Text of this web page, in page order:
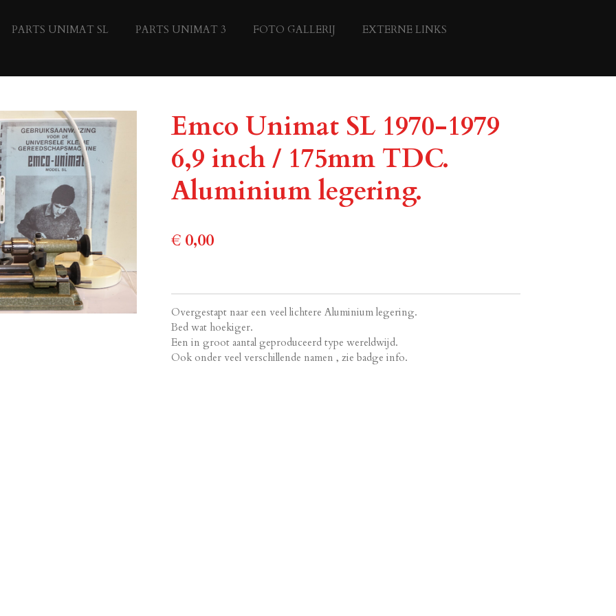
PARTS UNIMAT SL PARTS UNIMAT 3 FOTO GALLERIJ
EXTERNE LINKS
Emco Unimat SL 1970-1979
6,9 inch / 175mm TDC.
Aluminium legering.
€ 0,00
Overgestapt naar een veel lichtere Aluminium legering.
Bed wat hoekiger.
Een in groot aantal geproduceerd type wereldwijd.
Ook onder veel verschillende namen , zie badge info.